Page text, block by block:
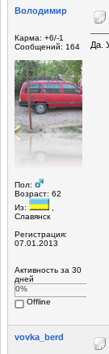
Володимир
Карма: +6/-1
Сообщений: 164
Пол:
Возраст: 62
Из:
Славянск
Регистрация:
07.01.2013
Активность за 30
дней
0%
Offline
Да.
vovka_berd